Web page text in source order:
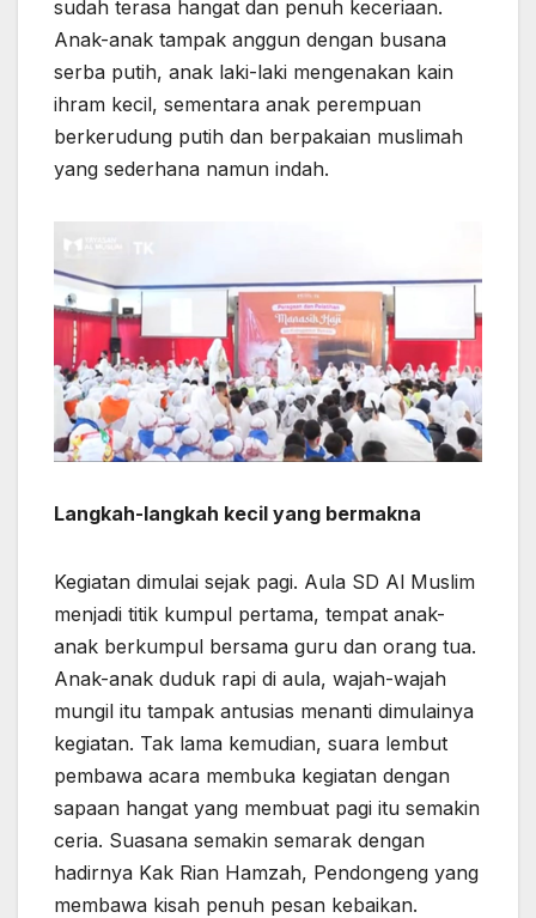
sudah terasa hangat dan penuh keceriaan.
Anak-anak tampak anggun dengan busana
serba putih, anak laki-laki mengenakan kain
ihram kecil, sementara anak perempuan
berkerudung putih dan berpakaian muslimah
yang sederhana namun indah.
Langkah-langkah kecil yang bermakna
Kegiatan dimulai sejak pagi. Aula SD Al Muslim
menjadi titik kumpul pertama, tempat anak-
anak berkumpul bersama guru dan orang tua.
Anak-anak duduk rapi di aula, wajah-wajah
mungil itu tampak antusias menanti dimulainya
kegiatan. Tak lama kemudian, suara lembut
pembawa acara membuka kegiatan dengan
sapaan hangat yang membuat pagi itu semakin
ceria. Suasana semakin semarak dengan
hadirnya Kak Rian Hamzah, Pendongeng yang
membawa kisah penuh pesan kebaikan.